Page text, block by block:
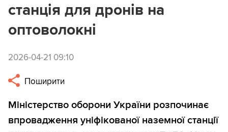
станція для дронів на
оптоволокні
2026-04-21 09:10
Поширити
Міністерство оборони України розпочинає
впровадження уніфікованої наземної станції